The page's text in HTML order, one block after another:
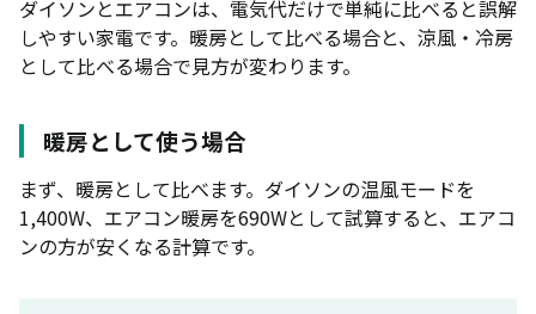
ダイソンとエアコンは、電気代だけで単純に比べると誤解
しやすい家電です。暖房として比べる場合と、涼風・冷房
として比べる場合で見方が変わります。
暖房として使う場合
まず、暖房として比べます。ダイソンの温風モードを
1,400W、エアコン暖房を690Wとして試算すると、エアコ
ンの方が安くなる計算です。